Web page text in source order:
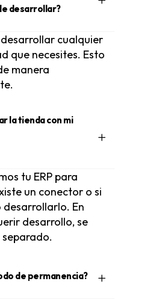
desarrollar?
cualquier
que necesites. Esto
manera
la tienda con mi
tu ERP para
un conector o si
desarrollarlo. En
desarrollo, se
de permanencia?